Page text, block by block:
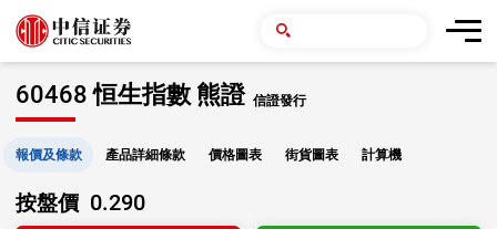
60468 恒生指數 熊證 信證發行
報價及條款 產品詳細條款 價格圖表 街貨圖表 計算機
按盤價 0.290